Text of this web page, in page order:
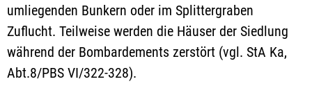
umliegenden Bunkern oder im Splittergraben
Zuflucht. Teilweise werden die Häuser der Siedlung
während der Bombardements zerstört (vgl. StA Ka,
Abt.8/PBS VI/322-328).